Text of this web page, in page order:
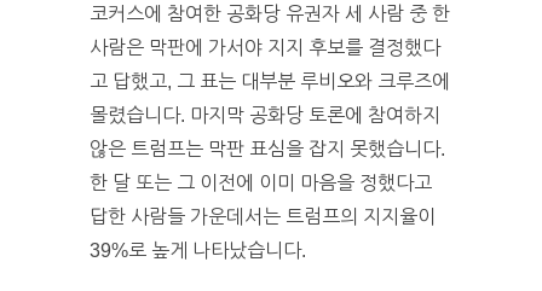
코커스에 참여한 공화당 유권자 세 사람 중 한
사람은 막판에 가서야 지지 후보를 결정했다
고 답했고, 그 표는 대부분 루비오와 크루즈에
몰렸습니다. 마지막 공화당 토론에 참여하지
않은 트럼프는 막판 표심을 잡지 못했습니다.
한 달 또는 그 이전에 이미 마음을 정했다고
답한 사람들 가운데서는 트럼프의 지지율이
39%로 높게 나타났습니다.